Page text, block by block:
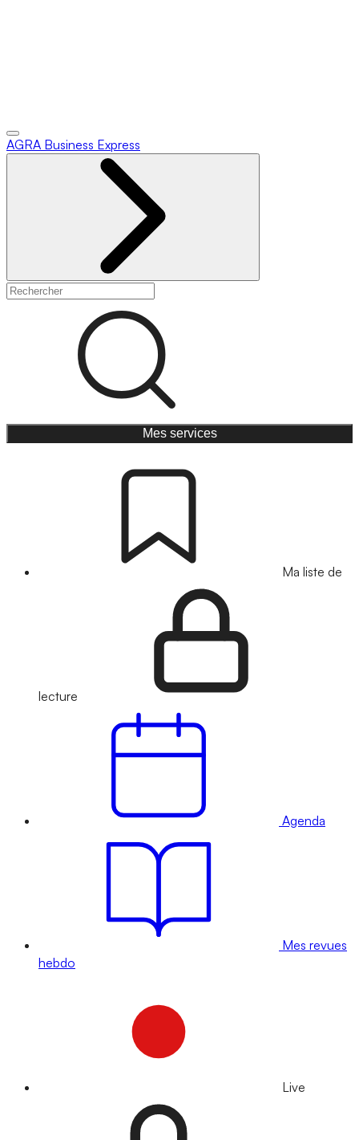
AGRA Business Express
Mes services
Ma liste de
lecture
Agenda
Mes revues
hebdo
Live